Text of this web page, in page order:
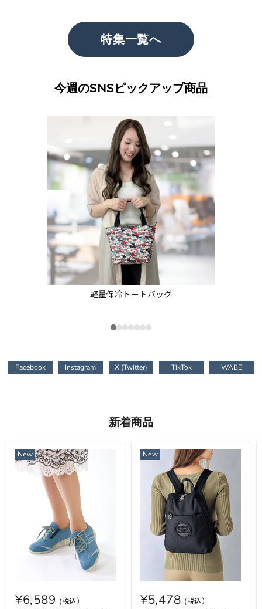
特集一覧へ
今週のSNSピックアップ商品
軽量保冷トートバッグ
Facebook Instagram X (Twitter) TikTok WABE
新着商品
New
¥6,589
New
¥5,478